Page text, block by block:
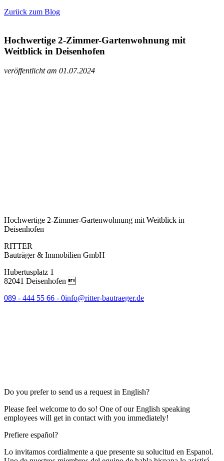
Zurück zum Blog
Hochwertige 2-Zimmer-Gartenwohnung mit
Weitblick in Deisenhofen
veröffentlicht am 01.07.2024
Hochwertige 2-Zimmer-Gartenwohnung mit Weitblick in
Deisenhofen
RITTER
Bauträger & Immobilien GmbH
Hubertusplatz 1
82041 Deisenhofen 
089 - 444 55 66 - 0info@ritter-bautraeger.de
Do you prefer to send us a request in English?
Please feel welcome to do so! One of our English speaking
employees will get in contact with you immediately!
Prefiere español?
Lo invitamos cordialmente a que presente su solucitud en Espanol.